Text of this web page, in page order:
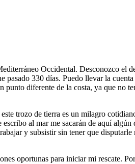
Occidental. Desconozco el
pasado 330 días. Puedo llevar la
diferente de la costa, ya que no
trozo de tierra es un milagro
escribo al mar me sacarán de aquí
y subsistir sin tener que disputarle
oportunas para iniciar mi rescate.